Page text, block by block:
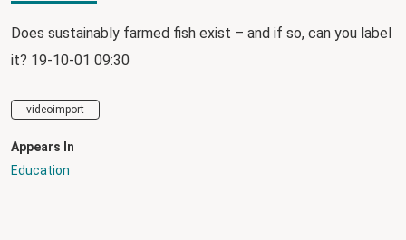
Does sustainably farmed fish exist – and if so, can you label
it? 19-10-01 09:30
videoimport
Appears In
Education